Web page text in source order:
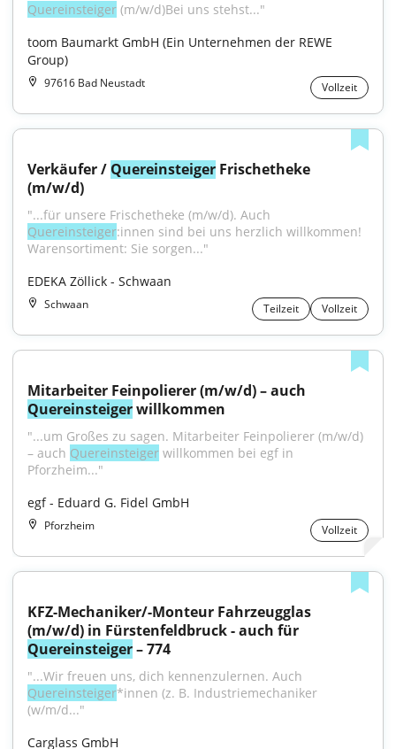
Quereinsteiger (m/w/d)Bei uns stehst..."
toom Baumarkt GmbH (Ein Unternehmen der REWE
Group)
97616 Bad Neustadt Vollzeit
Verkäufer / Quereinsteiger Frischetheke
(m/w/d)
Quereinsteiger:innen sind bei uns herzlich willkommen!
Warensortiment: Sie sorgen..."
EDEKA Zöllick - Schwaan
Schwaan Teilzeit Vollzeit
Quereinsteiger willkommen
"...um Großes zu sagen. Mitarbeiter Feinpolierer (m/w/d)
– auch Quereinsteiger willkommen bei egf in
Pforzheim..."
egf - Eduard G. Fidel GmbH
Pforzheim Vollzeit
KFZ-Mechaniker/-Monteur Fahrzeugglas
Quereinsteiger – 774
Quereinsteiger*innen (z. B. Industriemechaniker
(w/m/d..."
Carglass GmbH